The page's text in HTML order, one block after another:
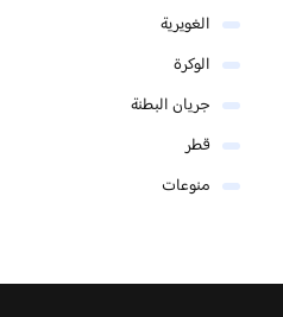
الغويرية
الوكرة
جريان البطنة
قطر
منوعات